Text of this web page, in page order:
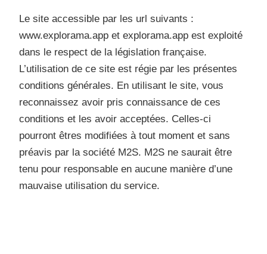
Le site accessible par les url suivants :
www.explorama.app et explorama.app est exploité
dans le respect de la législation française.
L’utilisation de ce site est régie par les présentes
conditions générales. En utilisant le site, vous
reconnaissez avoir pris connaissance de ces
conditions et les avoir acceptées. Celles-ci
pourront êtres modifiées à tout moment et sans
préavis par la société M2S. M2S ne saurait être
tenu pour responsable en aucune manière d’une
mauvaise utilisation du service.